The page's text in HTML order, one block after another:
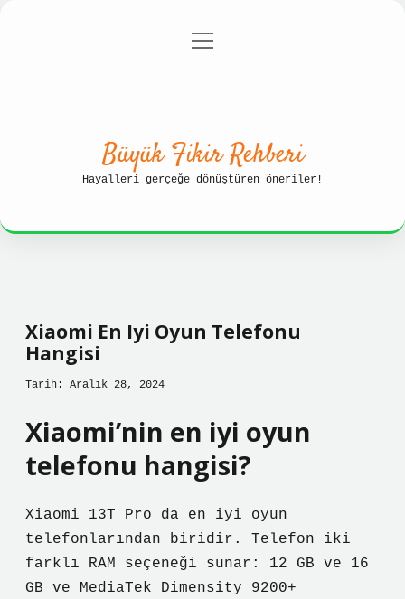
Gizlilik Politikası
menüyü
Büyük Fikir Rehberi
Hayalleri gerçeğe dönüştüren öneriler!
Xiaomi En Iyi Oyun Telefonu
Hangisi
Tarih: Aralık 28, 2024
Xiaomi’nin en iyi oyun
telefonu hangisi?
Xiaomi 13T Pro da en iyi oyun
telefonlarından biridir. Telefon iki
farklı RAM seçeneği sunar: 12 GB ve 16
GB ve MediaTek Dimensity 9200+